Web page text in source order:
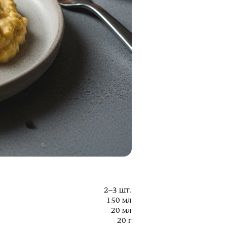
2–3 шт.
150 мл
20 мл
20 г